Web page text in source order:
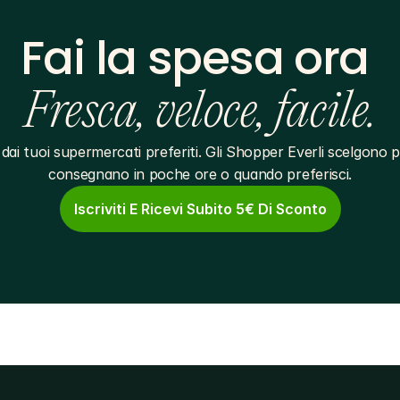
Fai la spesa ora
Fresca, veloce, facile.
tuoi supermercati preferiti. Gli Shopper Everli scelgono
consegnano in poche ore o quando preferisci.
Iscriviti E Ricevi Subito 5€ Di Sconto